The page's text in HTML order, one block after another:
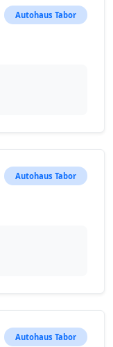
Autohaus Tabor
Autohaus Tabor
Autohaus Tabor